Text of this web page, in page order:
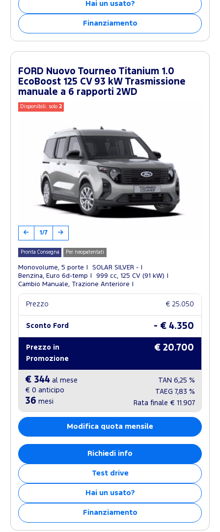
Hai un usato?
Finanziamento
FORD Nuovo Tourneo Titanium 1.0
EcoBoost 125 CV 93 kW Trasmissione
manuale a 6 rapporti 2WD
Disponibili: solo2
1/7
Pronta Consegna Per neopatentati
Monovolume, 5 porte
SOLAR SILVER -
Benzina, Euro 6d-temp
999 cc, 125 CV (91 kW)
Cambio Manuale, Trazione Anteriore
Prezzo € 25.050
Sconto Ford - € 4.350
Prezzo in
Promozione
€ 20.700
€ 344 al mese
€ 0 anticipo
36 mesi
TAN 6,25 %
TAEG 7,83 %
Rata finale € 11.907
Modifica quota mensile
Richiedi info
Test drive
Hai un usato?
Finanziamento